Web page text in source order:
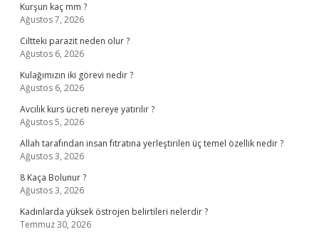
Kurşun kaç mm ?
Ağustos 7, 2026
Ciltteki parazit neden olur ?
Ağustos 6, 2026
Kulağımızın iki görevi nedir ?
Ağustos 6, 2026
Avcılık kurs ücreti nereye yatırılır ?
Ağustos 5, 2026
Allah tarafından insan fıtratına yerleştirilen üç temel özellik nedir ?
Ağustos 3, 2026
8 Kaça Bolunur ?
Ağustos 3, 2026
Kadınlarda yüksek östrojen belirtileri nelerdir ?
Temmuz 30, 2026